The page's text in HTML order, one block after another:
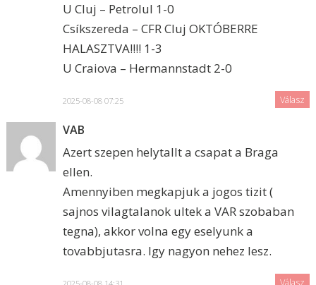
U Cluj – Petrolul 1-0
Csíkszereda – CFR Cluj OKTÓBERRE
HALASZTVA!!!! 1-3
U Craiova – Hermannstadt 2-0
2025-08-08 07:25 Válasz
VAB
Azert szepen helytallt a csapat a Braga
ellen.
Amennyiben megkapjuk a jogos tizit (
sajnos vilagtalanok ultek a VAR szobaban
tegna), akkor volna egy eselyunk a
tovabbjutasra. Igy nagyon nehez lesz.
Válasz